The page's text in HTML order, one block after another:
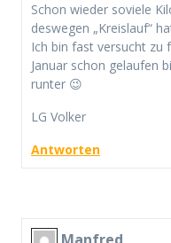
Schon wieder soviele
deswegen „Kreislauf“
Ich bin fast versucht zu
Januar schon gelaufen
runter 😉
LG Volker
Antworten